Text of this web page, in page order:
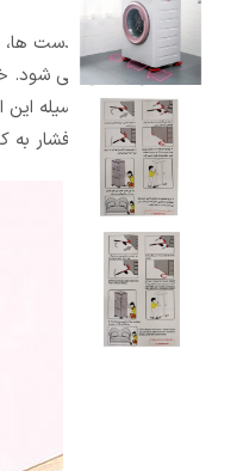
فشار زیاد به ناحیه دست
بلند به این نواحی می شود.
تولید شده است. بوسیله
بدون اینکه کمترین فشار